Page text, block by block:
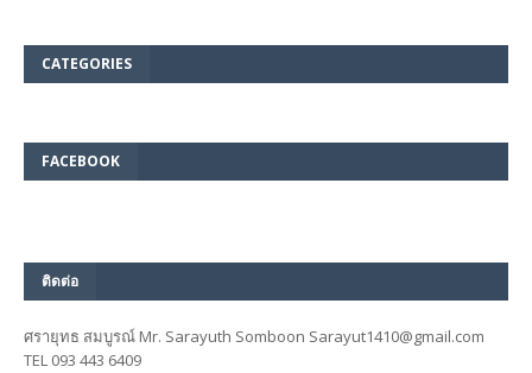
CATEGORIES
FACEBOOK
ติดต่อ
ศรายุทธ สมบูรณ์ Mr. Sarayuth Somboon Sarayut1410@gmail.com
TEL 093 443 6409